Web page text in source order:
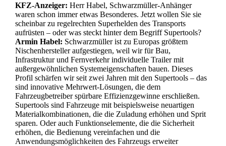
KFZ-Anzeiger: Herr Habel, Schwarzmüller-Anhänger
waren schon immer etwas Besonderes. Jetzt wollen Sie sie
scheinbar zu regelrechten Superhelden des Transports
aufrüsten – oder was steckt hinter dem Begriff Supertools?
Armin Habel: Schwarzmüller ist zu Europas größtem
Nischenhersteller aufgestiegen, weil wir für Bau,
Infrastruktur und Fernverkehr individuelle Trailer mit
außergewöhnlichen Systemeigenschaften bauen. Dieses
Profil schärfen wir seit zwei Jahren mit den Supertools – das
sind innovative Mehrwert-Lösungen, die dem
Fahrzeugbetreiber spürbare Effizienzgewinne erschließen.
Supertools sind Fahrzeuge mit beispielsweise neuartigen
Materialkombinationen, die die Zuladung erhöhen und Sprit
sparen. Oder auch Funktionselemente, die die Sicherheit
erhöhen, die Bedienung vereinfachen und die
Anwendungsmöglichkeiten des Fahrzeugs erweiter